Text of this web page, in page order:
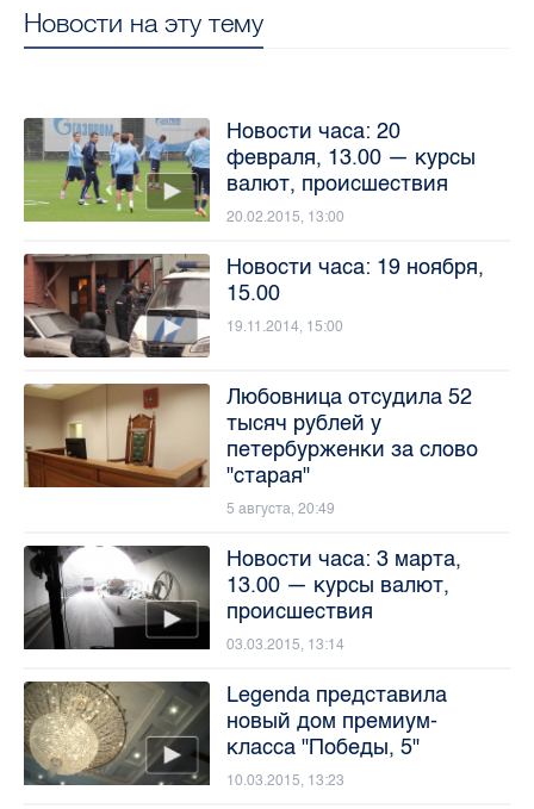
Новости на эту тему
Новости часа: 20
февраля, 13.00 — курсы
валют, происшествия
20.02.2015, 13:00
Новости часа: 19 ноября,
15.00
19.11.2014, 15:00
Любовница отсудила 52
тысяч рублей у
петербурженки за слово
"старая"
5 августа, 20:49
Новости часа: 3 марта,
13.00 — курсы валют,
происшествия
03.03.2015, 13:14
Legenda представила
новый дом премиум-
класса "Победы, 5"
10.03.2015, 13:23